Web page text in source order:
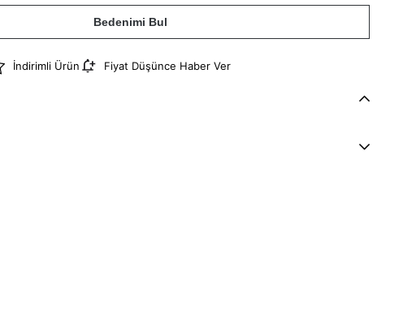
Bedenimi Bul
İndirimli Ürün Fiyat Düşünce Haber Ver